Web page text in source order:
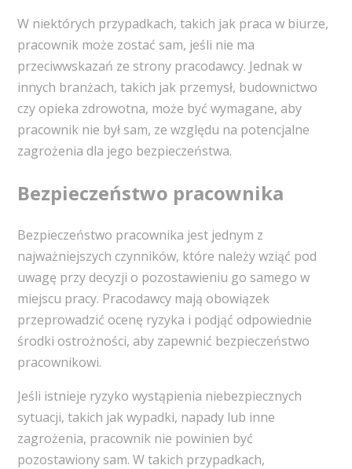
W niektórych przypadkach, takich jak praca w biurze,
pracownik może zostać sam, jeśli nie ma
przeciwwskazań ze strony pracodawcy. Jednak w
innych branżach, takich jak przemysł, budownictwo
czy opieka zdrowotna, może być wymagane, aby
pracownik nie był sam, ze względu na potencjalne
zagrożenia dla jego bezpieczeństwa.
Bezpieczeństwo pracownika
Bezpieczeństwo pracownika jest jednym z
najważniejszych czynników, które należy wziąć pod
uwagę przy decyzji o pozostawieniu go samego w
miejscu pracy. Pracodawcy mają obowiązek
przeprowadzić ocenę ryzyka i podjąć odpowiednie
środki ostrożności, aby zapewnić bezpieczeństwo
pracownikowi.
Jeśli istnieje ryzyko wystąpienia niebezpiecznych
sytuacji, takich jak wypadki, napady lub inne
zagrożenia, pracownik nie powinien być
pozostawiony sam. W takich przypadkach,